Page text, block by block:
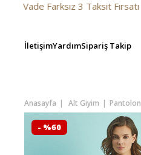
3 Taksit Fırsatı
İletişimYardımSipariş Takip
Anasayfa Alt Giyim Pantolon
- %60